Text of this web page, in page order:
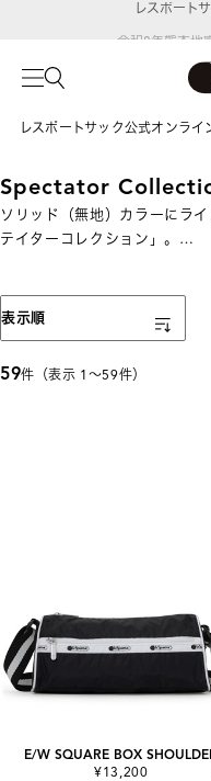
令和8年熊本
レスポートサック公式オンライ
Spectator
ソリッド（無地）カラーにラ
テイターコレクション」。
軽量で機能的なデザインは、
59件（表示 1〜59件）
表示順
E/W SQUARE BOX
¥13,200